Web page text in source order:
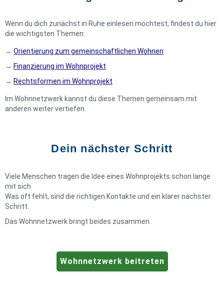
Wenn du dich zunächst in Ruhe einlesen möchtest, findest du hier
die wichtigsten Themen:
→ Orientierung zum gemeinschaftlichen Wohnen
→ Finanzierung im Wohnprojekt
→ Rechtsformen im Wohnprojekt
Im Wohnnetzwerk kannst du diese Themen gemeinsam mit
anderen weiter vertiefen.
Dein nächster Schritt
Viele Menschen tragen die Idee eines Wohnprojekts schon lange
mit sich.
Was oft fehlt, sind die richtigen Kontakte und ein klarer nächster
Schritt.
Das Wohnnetzwerk bringt beides zusammen.
Wohnnetzwerk beitreten